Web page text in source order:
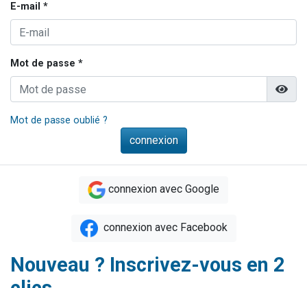
E-mail *
Mot de passe *
Mot de passe oublié ?
connexion avec Google
connexion avec Facebook
Nouveau ? Inscrivez-vous en 2